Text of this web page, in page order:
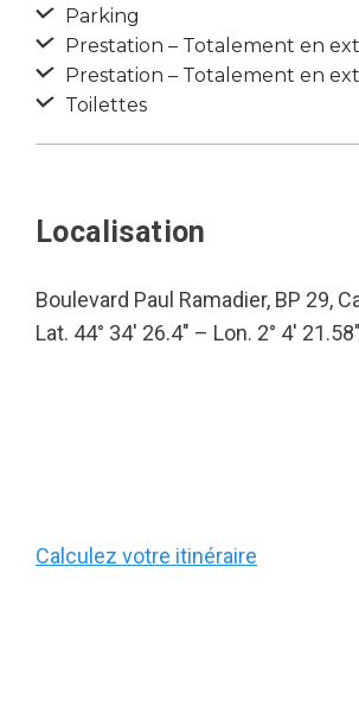
Parking
Prestation – Totalement en
Prestation – Totalement en
Toilettes
Localisation
Boulevard Paul Ramadier, BP 29,
Lat. 44° 34′ 26.4″ – Lon. 2° 4′ 21.58″
Calculez votre itinéraire